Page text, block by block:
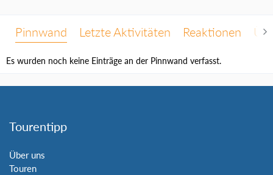
Pinnwand Letzte Aktivitäten Reaktionen
Es wurden noch keine Einträge an der Pinnwand verfasst.
Tourentipp
Über uns
Touren